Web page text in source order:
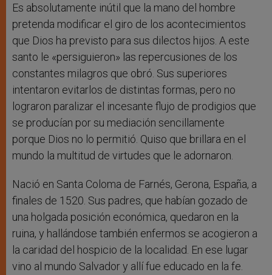
Es absolutamente inútil que la mano del hombre
pretenda modificar el giro de los acontecimientos
que Dios ha previsto para sus dilectos hijos. A este
santo le «persiguieron» las repercusiones de los
constantes milagros que obró. Sus superiores
intentaron evitarlos de distintas formas, pero no
lograron paralizar el incesante flujo de prodigios que
se producían por su mediación sencillamente
porque Dios no lo permitió. Quiso que brillara en el
mundo la multitud de virtudes que le adornaron.
Nació en Santa Coloma de Farnés, Gerona, España, a
finales de 1520. Sus padres, que habían gozado de
una holgada posición económica, quedaron en la
ruina, y hallándose también enfermos se acogieron a
la caridad del hospicio de la localidad. En ese lugar
vino al mundo Salvador y allí fue educado en la fe.